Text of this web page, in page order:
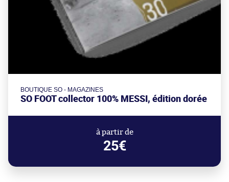
BOUTIQUE SO - MAGAZINES
SO FOOT collector 100% MESSI, édition dorée
à partir de
25€